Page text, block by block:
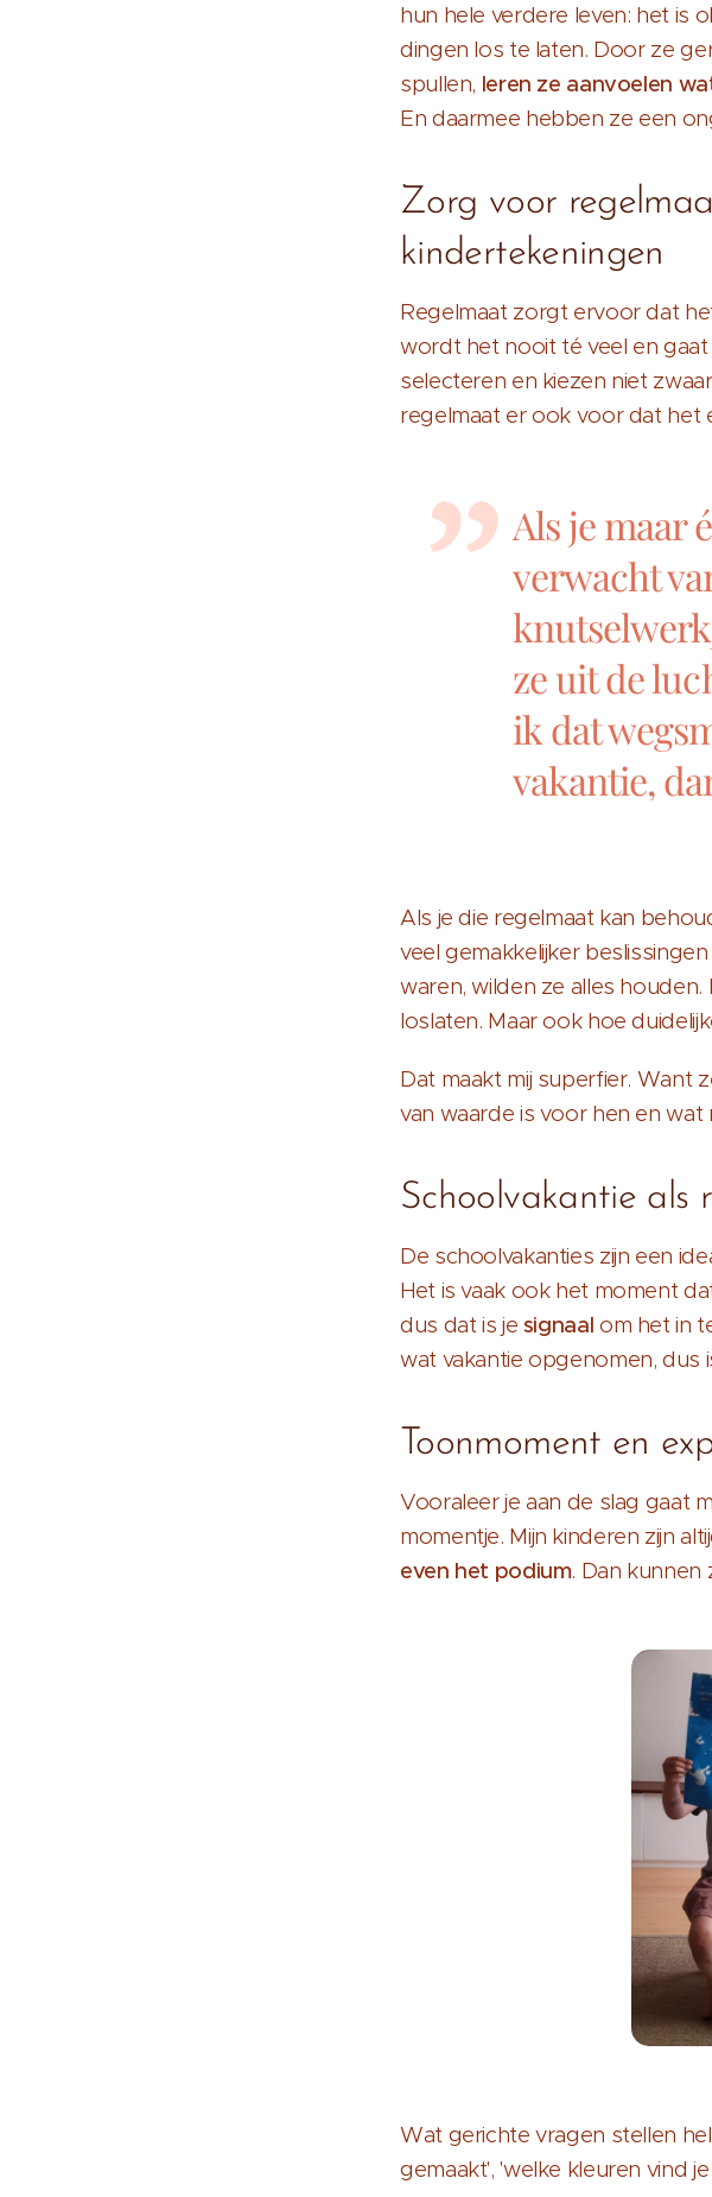
hun hele verdere leven: het is
dingen los te laten. Door ze
spullen, leren ze aanvoelen
En daarmee hebben ze een
Zorg voor
kindertekeningen
Regelmaat zorgt ervoor dat
wordt het nooit té veel en
selecteren en kiezen niet
regelmaat er ook voor dat het
Als je maar
verwacht
ze uit de
ik dat
vakantie,
Als je die regelmaat kan
veel gemakkelijker
waren, wilden ze alles
loslaten. Maar ook hoe
Dat maakt mij superfier. Want
van waarde is voor hen en wat
Schoolvakantie als
De schoolvakanties zijn een
Het is vaak ook het moment
dus dat is je signaal om het in
wat vakantie opgenomen, dus
Toonmoment en
Vooraleer je aan de slag gaat
momentje. Mijn kinderen zijn
even het podium. Dan kunnen
Wat gerichte vragen stellen
gemaakt', 'welke kleuren vind